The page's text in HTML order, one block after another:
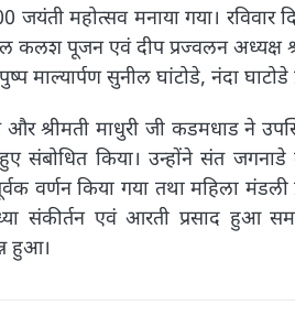
जयंती महोत्सव मनाया गया। रविवार
कलश पूजन एवं दीप प्रज्वलन अध्यक्ष
माल्यार्पण सुनील घांटोडे, नंदा घाटोडे
श्रीमती माधुरी जी कडमधाड ने
संबोधित किया। उन्होंने संत
वर्णन किया गया तथा महिला
संकीर्तन एवं आरती प्रसाद हुआ
हुआ।